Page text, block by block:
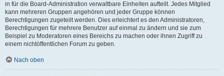
in für die Board-Administration verwaltbare Einheiten aufteilt. Jedes Mitglied
kann mehreren Gruppen angehören und jeder Gruppe können
Berechtigungen zugeteilt werden. Dies erleichtert es den Administratoren,
Berechtigungen für mehrere Benutzer auf einmal zu ändern und sie zum
Beispiel zu Moderatoren eines Bereichs zu machen oder ihnen Zugriff zu
einem nichtöffentlichen Forum zu geben.
Nach oben